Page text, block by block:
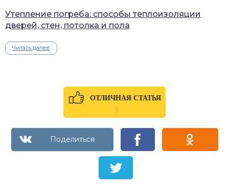
Утепление погреба: способы теплоизоляции
дверей, стен, потолка и пола
Читать далее
ОТЛИЧНАЯ СТАТЬЯ
0